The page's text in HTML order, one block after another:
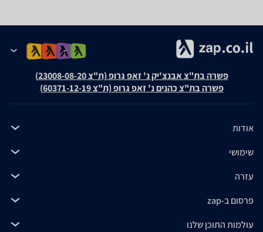
פשרה בת"צ אבנצ'יק נ' זאפ גרופ (ת"צ 23008-08-20)
פשרה בת"צ כהנים נ' זאפ גרופ (ת"צ 60371-12-19)
אודות
שימושי
עזרה
פרסום ב-zap
עולמות התוכן שלנו